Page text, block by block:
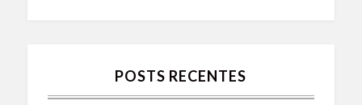
POSTS RECENTES